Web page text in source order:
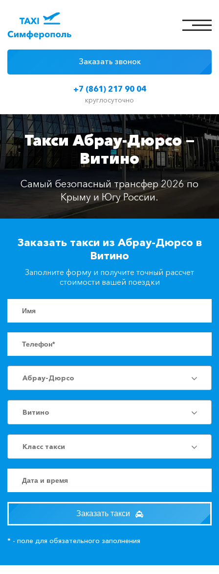
+7 (861) 217 90 04
круглосуточно
Заказать звонок
Цены на такси
Классы автомобилей
Отзывы
Контакты
+7(861)217-90-04
Заказать такси
Такси Абрау-Дюрсо —
Витино
Самый безопасный трансфер 2026 по
Крыму и Югу России.
Заказать такси из Абрау-Дюрсо в
Витино
Заполните форму и получите точный рассчет
стоимости вашей поездки
Абрау-Дюрсо
Витино
Класс такси
Заказать такси
* - поле для обязательного заполнения